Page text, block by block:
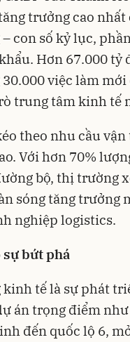
trưởng cao nhất
con số kỷ lục,
Hơn 67.000 tỷ
việc làm
trung tâm kinh tế
theo nhu cầu vận
Với hơn 70%
bộ, thị trường
sóng tăng trưởng
nghiệp logistics.
sự bứt phá
tế là sự phát
án trọng điểm
đến quốc lộ 6,